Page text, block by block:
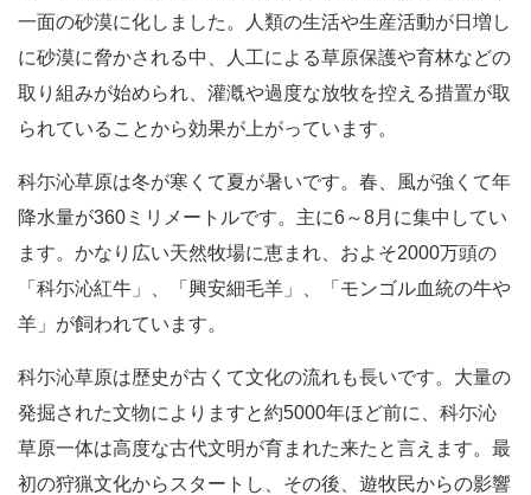
一面の砂漠に化しました。人類の生活や生産活動が日増し
に砂漠に脅かされる中、人工による草原保護や育林などの
取り組みが始められ、灌漑や過度な放牧を控える措置が取
られていることから効果が上がっています。
科尓沁草原は冬が寒くて夏が暑いです。春、風が強くて年
降水量が360ミリメートルです。主に6～8月に集中してい
ます。かなり広い天然牧場に恵まれ、およそ2000万頭の
「科尓沁紅牛」、「興安細毛羊」、「モンゴル血統の牛や
羊」が飼われています。
科尓沁草原は歴史が古くて文化の流れも長いです。大量の
発掘された文物によりますと約5000年ほど前に、科尓沁
草原一体は高度な古代文明が育まれた来たと言えます。最
初の狩猟文化からスタートし、その後、遊牧民からの影響